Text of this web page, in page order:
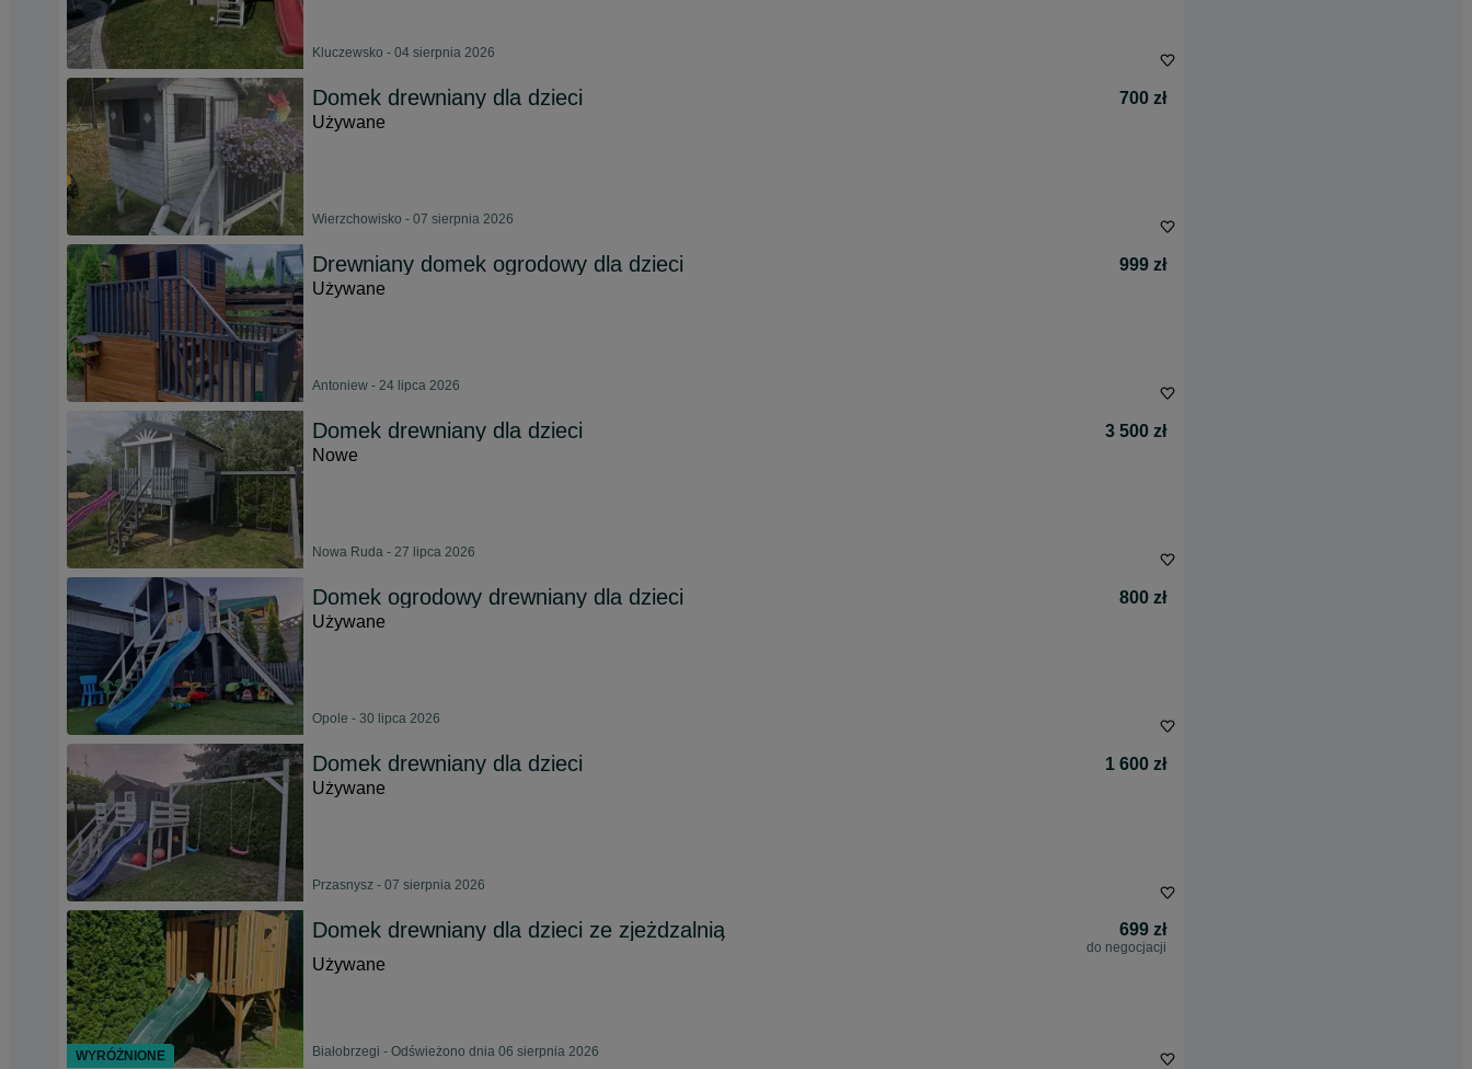
Kluczewsko - 04 sierpnia 2026
Domek drewniany dla dzieci
700 zł
Używane
Wierzchowisko - 07 sierpnia 2026
Drewniany domek ogrodowy dla dzieci
999 zł
Używane
Antoniew - 24 lipca 2026
Domek drewniany dla dzieci
3 500 zł
Nowe
Nowa Ruda - 27 lipca 2026
Domek ogrodowy drewniany dla dzieci
800 zł
Używane
Opole - 30 lipca 2026
Domek drewniany dla dzieci
1 600 zł
Używane
Przasnysz - 07 sierpnia 2026
Domek drewniany dla dzieci ze zjeżdzalnią 699 zł
do negocjacji
Używane
Białobrzegi - Odświeżono dnia 06 sierpnia 2026
WYRÓŻNIONE